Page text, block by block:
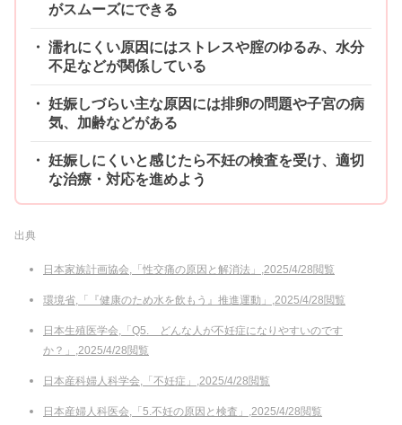
がスムーズにできる
濡れにくい原因にはストレスや腟のゆるみ、水分
不足などが関係している
妊娠しづらい主な原因には排卵の問題や子宮の病
気、加齢などがある
妊娠しにくいと感じたら不妊の検査を受け、適切
な治療・対応を進めよう
出典
日本家族計画協会,「性交痛の原因と解消法」,2025/4/28閲覧
環境省,「『健康のため水を飲もう』推進運動」,2025/4/28閲覧
日本生殖医学会,「Q5. どんな人が不妊症になりやすいのです
か？」,2025/4/28閲覧
日本産科婦人科学会,「不妊症」,2025/4/28閲覧
日本産婦人科医会,「5.不妊の原因と検査」,2025/4/28閲覧